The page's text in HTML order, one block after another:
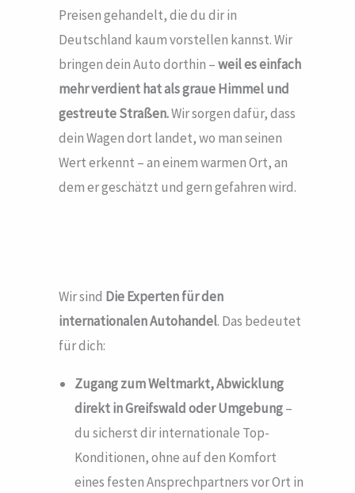
Preisen gehandelt, die du dir in
Deutschland kaum vorstellen kannst. Wir
bringen dein Auto dorthin –weil es einfach
mehr verdient hat als graue Himmel und
gestreute Straßen.Wir sorgen dafür, dass
dein Wagen dort landet, wo man seinen
Wert erkennt – an einem warmen Ort, an
dem er geschätzt und gern gefahren wird.
Wir sind Die Experten für den
internationalen Autohandel. Das bedeutet
für dich:
Zugang zum Weltmarkt, Abwicklung
direkt in Greifswaldoder Umgebung–
du sicherst dir internationale Top-
Konditionen, ohne auf den Komfort
eines festen Ansprechpartners vor Ort in